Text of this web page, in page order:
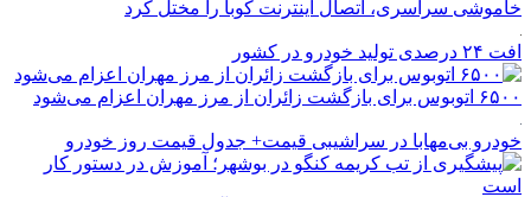
خاموشی سراسری، اتصال اینترنت کوبا را مختل کرد
افت ۲۴ درصدی تولید خودرو در کشور
۶۵۰۰ اتوبوس برای بازگشت زائران از مرز مهران اعزام می‌شود
خودرو بی‌مهابا در سراشیبی قیمت+ جدول قیمت روز خودرو